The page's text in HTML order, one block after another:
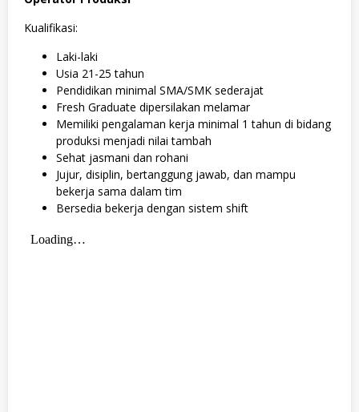
Kualifikasi:
Laki-laki
Usia 21-25 tahun
Pendidikan minimal SMA/SMK sederajat
Fresh Graduate dipersilakan melamar
Memiliki pengalaman kerja minimal 1 tahun di bidang
produksi menjadi nilai tambah
Sehat jasmani dan rohani
Jujur, disiplin, bertanggung jawab, dan mampu
bekerja sama dalam tim
Bersedia bekerja dengan sistem shift